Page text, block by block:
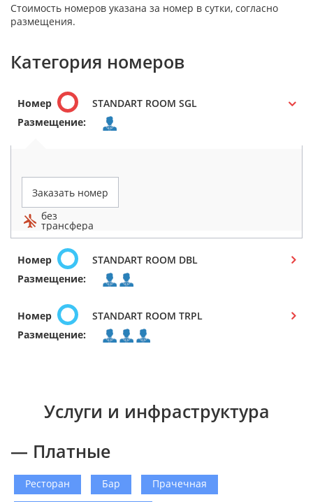
Стоимость номеров указана за номер в сутки, согласно
размещения.
Категория номеров
Номер
STANDART ROOM SGL
Размещение:
Заказать номер
без
трансфера
Номер
STANDART ROOM DBL
Размещение:
Номер
STANDART ROOM TRPL
Размещение:
Услуги и инфраструктура
— Платные
Ресторан Бар Прачечная